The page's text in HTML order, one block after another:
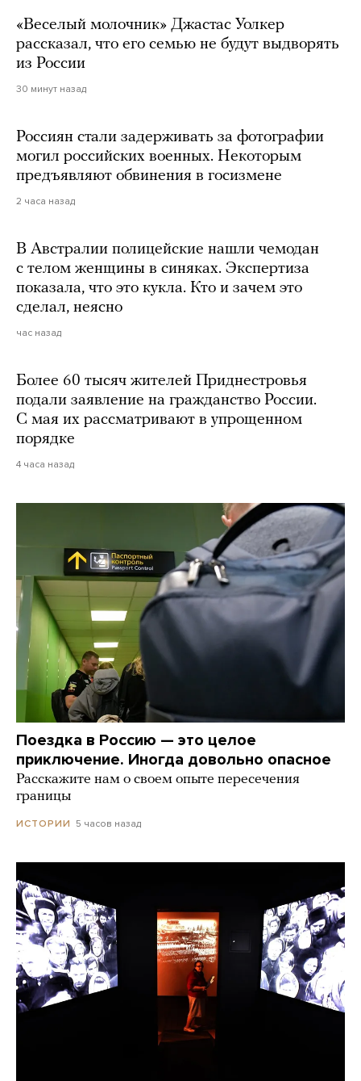
«Веселый молочник» Джастас Уолкер
рассказал, что его семью не будут выдворять
из России
30 минут назад
Россиян стали задерживать за фотографии
могил российских военных. Некоторым
предъявляют обвинения в госизмене
2 часа назад
В Австралии полицейские нашли чемодан
с телом женщины в синяках. Экспертиза
показала, что это кукла. Кто и зачем это
сделал, неясно
час назад
Более 60 тысяч жителей Приднестровья
подали заявление на гражданство России.
С мая их рассматривают в упрощенном
порядке
4 часа назад
Поездка в Россию — это целое
приключение. Иногда довольно опасное
Расскажите нам о своем опыте пересечения
границы
ИСТОРИИ 5 часов назад